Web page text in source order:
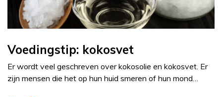
Voedingstip: kokosvet
Er wordt veel geschreven over kokosolie en kokosvet. Er
zijn mensen die het op hun huid smeren of hun mond…